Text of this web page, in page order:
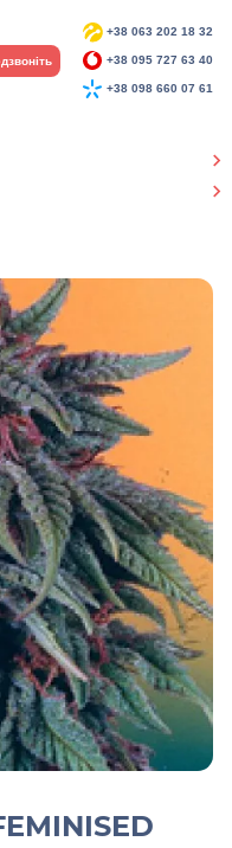
+38 063 202 18 32
+38 095 727 63 40
+38 098 660 07 61